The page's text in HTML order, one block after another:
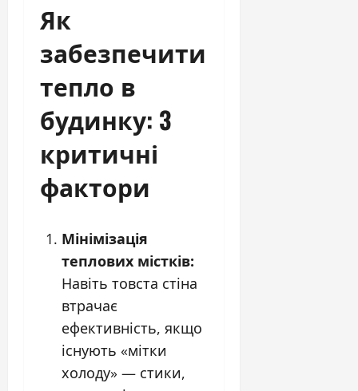
Як
забезпечити
тепло в
будинку: 3
критичні
фактори
Мінімізація
теплових містків:
Навіть товста стіна
втрачає
ефективність, якщо
існують «мітки
холоду» — стики,